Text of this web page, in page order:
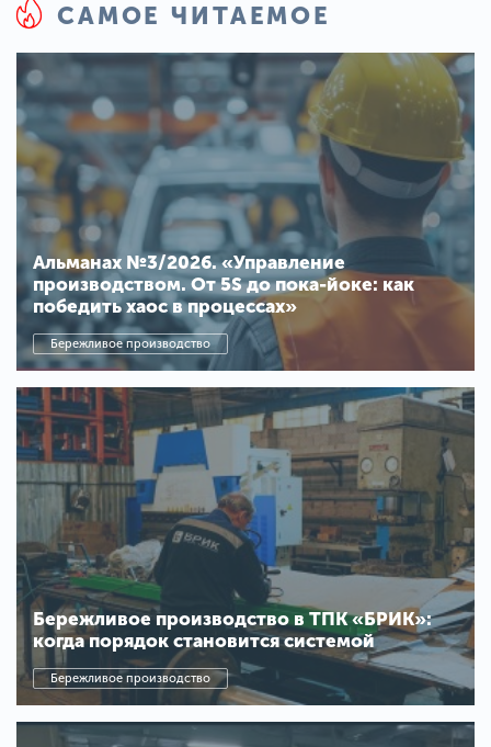
САМОЕ ЧИТАЕМОЕ
Альманах №3/2026. «Управление
производством. От 5S до пока-йоке: как
победить хаос в процессах»
Бережливое производство
Бережливое производство в ТПК «БРИК»:
когда порядок становится системой
Бережливое производство